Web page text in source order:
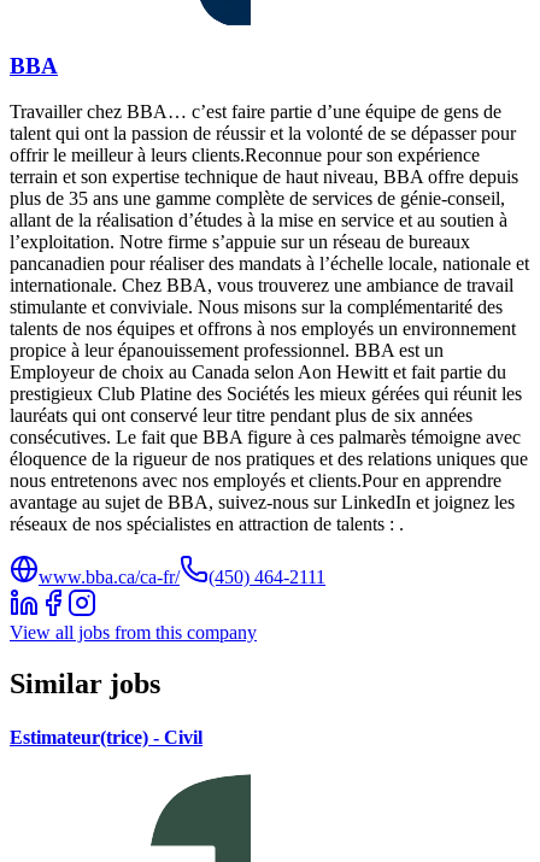
BBA
Travailler chez BBA… c’est faire partie d’une équipe de gens de
talent qui ont la passion de réussir et la volonté de se dépasser pour
offrir le meilleur à leurs clients.Reconnue pour son expérience
terrain et son expertise technique de haut niveau, BBA offre depuis
plus de 35 ans une gamme complète de services de génie-conseil,
allant de la réalisation d’études à la mise en service et au soutien à
l’exploitation. Notre firme s’appuie sur un réseau de bureaux
pancanadien pour réaliser des mandats à l’échelle locale, nationale et
internationale. Chez BBA, vous trouverez une ambiance de travail
stimulante et conviviale. Nous misons sur la complémentarité des
talents de nos équipes et offrons à nos employés un environnement
propice à leur épanouissement professionnel. BBA est un
Employeur de choix au Canada selon Aon Hewitt et fait partie du
prestigieux Club Platine des Sociétés les mieux gérées qui réunit les
lauréats qui ont conservé leur titre pendant plus de six années
consécutives. Le fait que BBA figure à ces palmarès témoigne avec
éloquence de la rigueur de nos pratiques et des relations uniques que
nous entretenons avec nos employés et clients.Pour en apprendre
avantage au sujet de BBA, suivez-nous sur LinkedIn et joignez les
réseaux de nos spécialistes en attraction de talents : .
www.bba.ca/ca-fr/ (450) 464-2111
View all jobs from this company
Similar jobs
Estimateur(trice) - Civil